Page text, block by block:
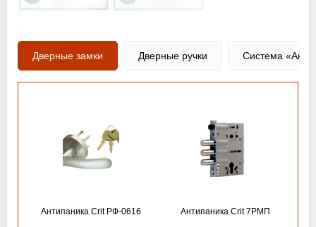
Дверные замки Дверные ручки Система
Антипаника Crit РФ-0616 Антипаника Crit 7РМП